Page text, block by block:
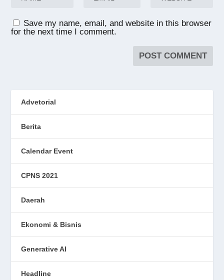
Save my name, email, and website in this browser
for the next time I comment.
Advetorial
Berita
Calendar Event
CPNS 2021
Daerah
Ekonomi & Bisnis
Generative AI
Headline